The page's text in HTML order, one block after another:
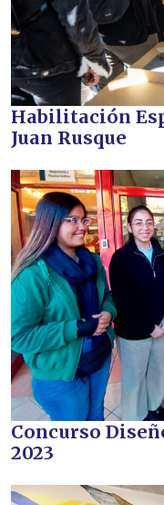
Habilitación
Juan Rusque
Concurso
2023